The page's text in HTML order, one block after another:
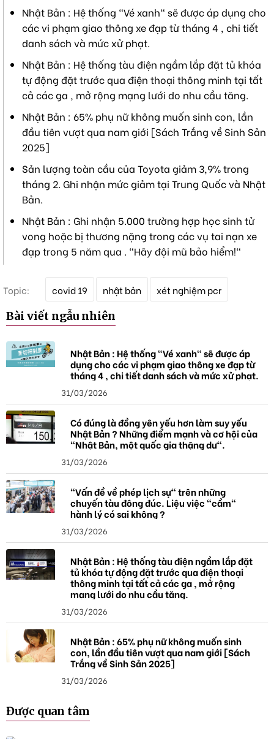
Nhật Bản : Hệ thống "Vé xanh" sẽ được áp dụng cho
các vi phạm giao thông xe đạp từ tháng 4 , chi tiết
danh sách và mức xử phạt.
Nhật Bản : Hệ thống tàu điện ngầm lắp đặt tủ khóa
tự động đặt trước qua điện thoại thông minh tại tất
cả các ga , mở rộng mạng lưới do nhu cầu tăng.
Nhật Bản : 65% phụ nữ không muốn sinh con, lần
đầu tiên vượt qua nam giới [Sách Trắng về Sinh Sản
2025]
Sản lượng toàn cầu của Toyota giảm 3,9% trong
tháng 2. Ghi nhận mức giảm tại Trung Quốc và Nhật
Bản.
Nhật Bản : Ghi nhận 5.000 trường hợp học sinh tử
vong hoặc bị thương nặng trong các vụ tai nạn xe
đạp trong 5 năm qua . "Hãy đội mũ bảo hiểm!"
Topic:
k
h
a
covid 19 nhật bản xét nghiệm pcr
Bài viết ngẫu nhiên
Nhật Bản : Hệ thống "Vé xanh" sẽ được áp
dụng cho các vi phạm giao thông xe đạp từ
tháng 4 , chi tiết danh sách và mức xử phạt.
31/03/2026
Có đúng là đồng yên yếu hơn làm suy yếu
Nhật Bản ? Những điểm mạnh và cơ hội của
"Nhật Bản, một quốc gia thặng dư".
31/03/2026
"Vấn đề về phép lịch sự" trên những
chuyến tàu đông đúc. Liệu việc "cầm"
hành lý có sai không ?
31/03/2026
Nhật Bản : Hệ thống tàu điện ngầm lắp đặt
tủ khóa tự động đặt trước qua điện thoại
thông minh tại tất cả các ga , mở rộng
mạng lưới do nhu cầu tăng.
31/03/2026
Nhật Bản : 65% phụ nữ không muốn sinh
con, lần đầu tiên vượt qua nam giới [Sách
Trắng về Sinh Sản 2025]
31/03/2026
Được quan tâm